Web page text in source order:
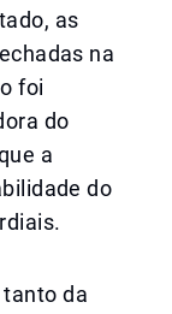
as
na
foi
do
a
do
da